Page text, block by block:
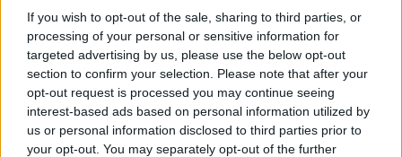
If you wish to opt-out of the sale, sharing to third parties, or
processing of your personal or sensitive information for
targeted advertising by us, please use the below opt-out
section to confirm your selection. Please note that after your
opt-out request is processed you may continue seeing
interest-based ads based on personal information utilized by
us or personal information disclosed to third parties prior to
your opt-out. You may separately opt-out of the further
Žinios | Pramogos
Visi įrašai